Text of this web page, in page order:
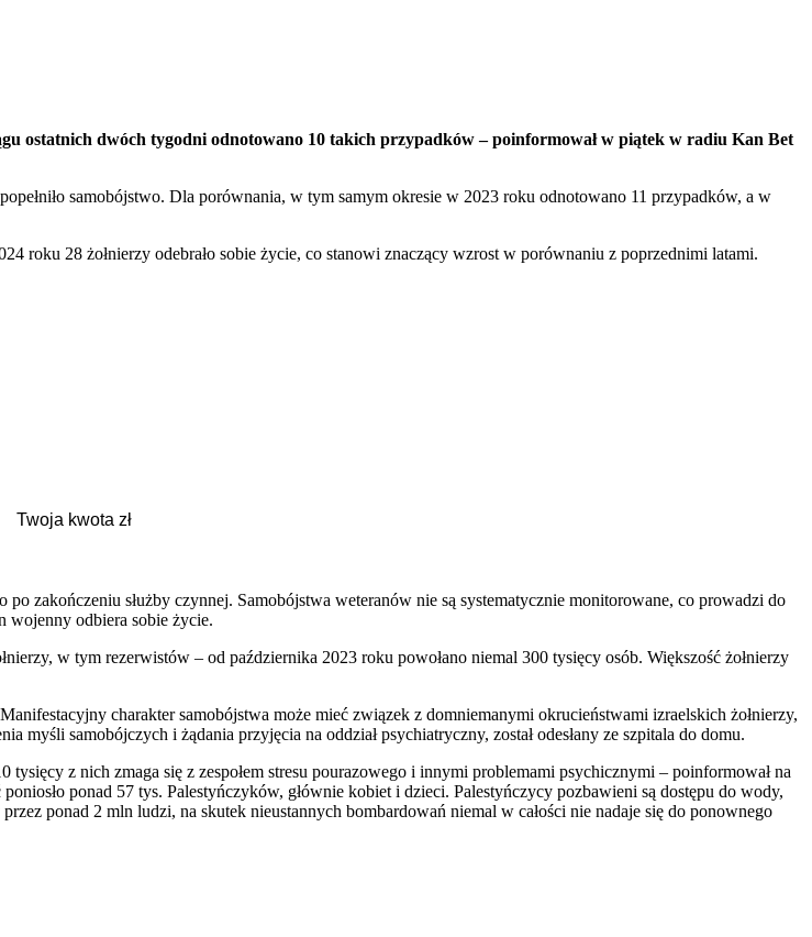
ostatnich dwóch tygodni odnotowano 10 takich przypadków – poinformował w piątek w radiu Kan Bet
samobójstwo. Dla porównania, w tym samym okresie w 2023 roku odnotowano 11 przypadków, a w
roku 28 żołnierzy odebrało sobie życie, co stanowi znaczący wzrost w porównaniu z poprzednimi latami.
zakończeniu służby czynnej. Samobójstwa weteranów nie są systematycznie monitorowane, co prowadzi do
wojenny odbiera sobie życie.
w tym rezerwistów – od października 2023 roku powołano niemal 300 tysięcy osób. Większość żołnierzy
charakter samobójstwa może mieć związek z domniemanymi okrucieństwami izraelskich żołnierzy,
myśli samobójczych i żądania przyjęcia na oddział psychiatryczny, został odesłany ze szpitala do domu.
z nich zmaga się z zespołem stresu pourazowego i innymi problemami psychicznymi – poinformował na
ponad 57 tys. Palestyńczyków, głównie kobiet i dzieci. Palestyńczycy pozbawieni są dostępu do wody,
ponad 2 mln ludzi, na skutek nieustannych bombardowań niemal w całości nie nadaje się do ponownego